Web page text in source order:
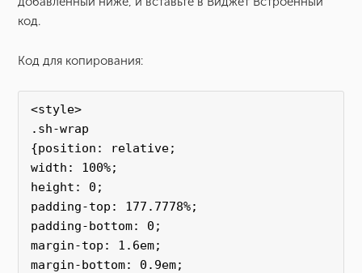
код.
Код для копирования:
<style>
.sh-wrap
{position: relative;
width: 100%;
height: 0;
padding-top: 177.7778%;
padding-bottom: 0;
margin-top: 1.6em;
margin-bottom: 0.9em;